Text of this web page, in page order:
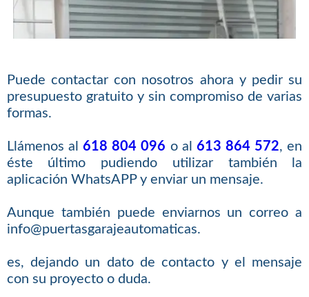
Puede contactar con nosotros ahora y pedir su
presupuesto gratuito y sin compromiso de varias
formas.
Llámenos al618 804 096 o al 613 864 572, en
éste último pudiendo utilizar también la
aplicación WhatsAPP y enviar un mensaje.
Aunque también puede enviarnos un correo a
info@puertasgarajeautomaticas.
es, dejando un dato de contacto y el mensaje
con su proyecto o duda.